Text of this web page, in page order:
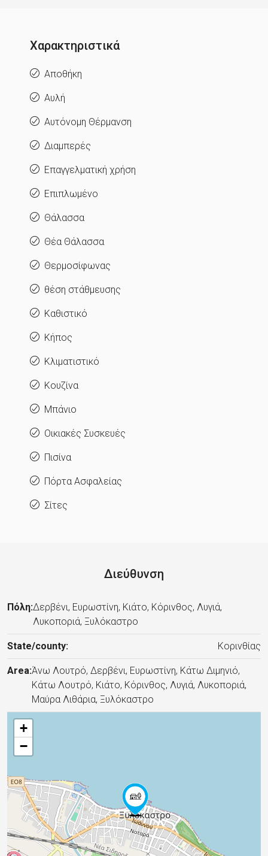
Χαρακτηριστικά
Αποθήκη
Αυλή
Αυτόνομη Θέρμανση
Διαμπερές
Επαγγελματική χρήση
Επιπλωμένο
Θάλασσα
Θέα Θάλασσα
Θερμοσίφωνας
θέση στάθμευσης
Καθιστικό
Κήπος
Κλιματιστικό
Κουζίνα
Μπάνιο
Οικιακές Συσκευές
Πισίνα
Πόρτα Ασφαλείας
Σίτες
Διεύθυνση
Πόλη:Δερβένι, Ευρωστίνη, Κιάτο, Κόρινθος, Λυγιά,
Λυκοποριά, Ξυλόκαστρο
State/county: Κορινθίας
Area:Άνω Λουτρό, Δερβένι, Ευρωστίνη, Κάτω Διμηνιό,
Κάτω Λουτρό, Κιάτο, Κόρινθος, Λυγιά, Λυκοποριά,
Μαύρα Λιθάρια, Ξυλόκαστρο
+
−